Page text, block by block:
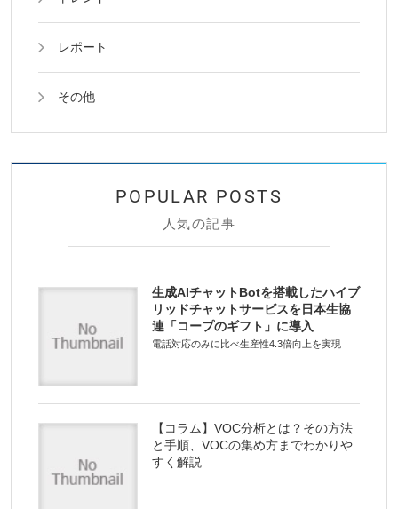
レポート
その他
人気の記事
生成AIチャットBotを搭載したハイブ
リッドチャットサービスを日本生協
連「コープのギフト」に導入
電話対応のみに比べ生産性4.3倍向上を実現
【コラム】VOC分析とは？その方法
と手順、VOCの集め方までわかりや
すく解説